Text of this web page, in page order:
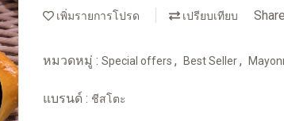
เพิ่มรายการโปรด เปรียบเทียบ
หมวดหมู่ : Special offers , Best Seller,
แบรนด์ : ชีสโตะ